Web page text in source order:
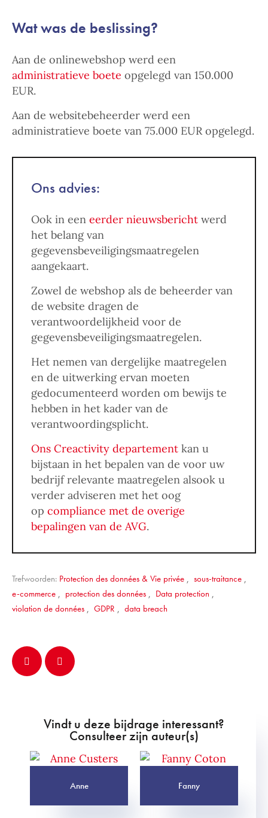
Wat was de beslissing?
Aan de onlinewebshop werd een
administratieve boete opgelegd van 150.000
EUR.
Aan de websitebeheerder werd een
administratieve boete van 75.000 EUR opgelegd.
Ons advies:
Ook in een eerder nieuwsbericht werd
het belang van
gegevensbeveiligingsmaatregelen
aangekaart.
Zowel de webshop als de beheerder van
de website dragen de
verantwoordelijkheid voor de
gegevensbeveiligingsmaatregelen.
Het nemen van dergelijke maatregelen
en de uitwerking ervan moeten
gedocumenteerd worden om bewijs te
hebben in het kader van de
verantwoordingsplicht.
Ons Creactivity departement kan u
bijstaan in het bepalen van de voor uw
bedrijf relevante maatregelen alsook u
verder adviseren met het oog
op compliance met de overige
bepalingen van de AVG.
Trefwoorden: Protection des données & Vie privée , sous-traitance ,
e-commerce , protection des données , Data protection ,
violation de données , GDPR , data breach
Vindt u deze bijdrage interessant?
Consulteer zijn auteur(s)
Anne Fanny